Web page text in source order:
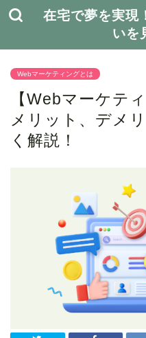
在宅で夢を実現
いを
Webマーケティングとは
【Webマーケテ
メリット、デメ
く解説！